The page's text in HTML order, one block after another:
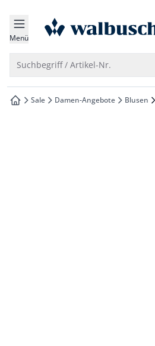
springen
springen
springen
springen
Menü zur Startseite
Suchbegriff / Artikel-Nr.
zur Startseite
Sale Damen-Angebote Blusen